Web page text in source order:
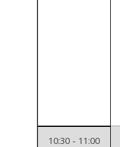
10:30 - 11:00